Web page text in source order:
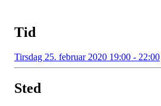
Tid
Tirsdag 25. februar 2020 19:00 - 22:00
Sted